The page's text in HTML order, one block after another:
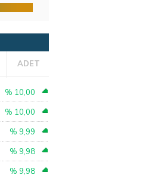
ADET
% 10,00
% 10,00
% 9,99
% 9,98
% 9,98